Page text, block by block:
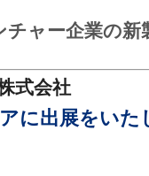
チャー企業の新
式会社
に出展をい